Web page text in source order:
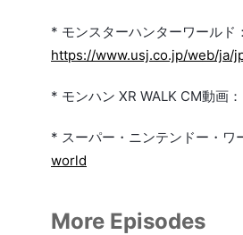
* モンスターハンターワールド
https://www.usj.co.jp/web/ja/
* モンハン XR WALK CM動画：
* スーパー・ニンテンドー・ワ
world
More Episodes